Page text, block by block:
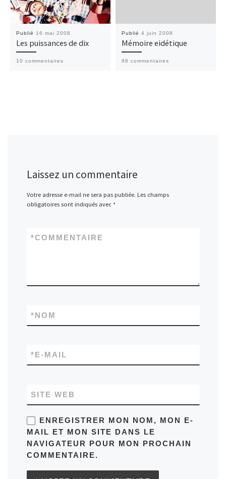
Publié 16 mai 2008
Les puissances de dix
10 commentaires
Publié 4 juin 2008
Mémoire eidétique
98 commentaires
Laissez un commentaire
Votre adresse e-mail ne sera pas publiée. Les champs
obligatoires sont indiqués avec *
COMMENTAIRE
*
NOM
*
E-MAIL
*
SITE WEB
ENREGISTRER MON NOM, MON E-
MAIL ET MON SITE DANS LE
NAVIGATEUR POUR MON PROCHAIN
COMMENTAIRE.